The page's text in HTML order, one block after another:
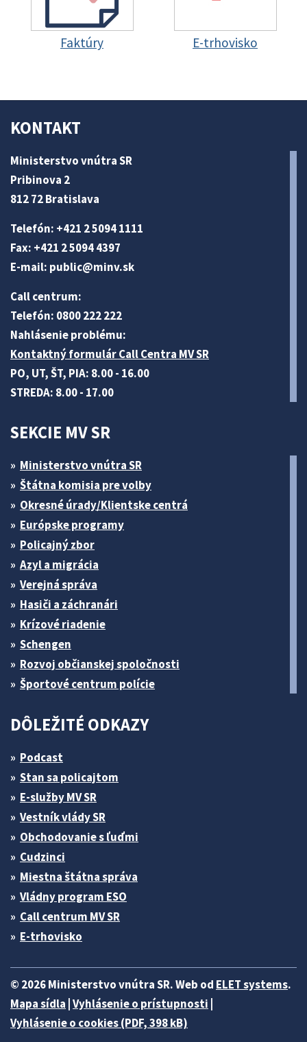
Faktúry E-trhovisko
KONTAKT
Ministerstvo vnútra SR
Pribinova 2
812 72 Bratislava
Telefón: +421 2 5094 1111
Fax: +421 2 5094 4397
E-mail: public@minv.sk
Call centrum:
Telefón: 0800 222 222
Nahlásenie problému:
Kontaktný formulár Call Centra MV SR
PO, UT, ŠT, PIA: 8.00 - 16.00
STREDA: 8.00 - 17.00
SEKCIE MV SR
Ministerstvo vnútra SR
Štátna komisia pre volby
Okresné úrady/Klientske centrá
Európske programy
Policajný zbor
Azyl a migrácia
Verejná správa
Hasiči a záchranári
Krízové riadenie
Schengen
Rozvoj občianskej spoločnosti
Športové centrum polície
DÔLEŽITÉ ODKAZY
Podcast
Stan sa policajtom
E-služby MV SR
Vestník vlády SR
Obchodovanie s ľuďmi
Cudzinci
Miestna štátna správa
Vládny program ESO
Call centrum MV SR
E-trhovisko
© 2026 Ministerstvo vnútra SR. Web od ELET systems.
Mapa sídla Vyhlásenie o prístupnosti
Vyhlásenie o cookies (PDF, 398 kB)